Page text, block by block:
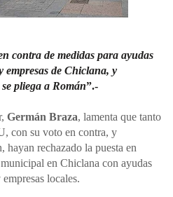
contra de medidas para ayudas
empresas de Chiclana, y
pliega a Román”.-
Germán Braza, lamenta que tanto
con su voto en contra, y
hayan rechazado la puesta en
en Chiclana con ayudas
locales.